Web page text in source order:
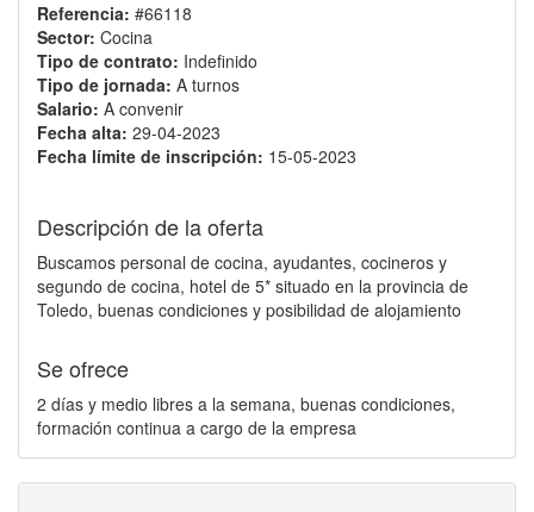
Referencia: #66118
Sector: Cocina
Tipo de contrato: Indefinido
Tipo de jornada: A turnos
Salario: A convenir
Fecha alta: 29-04-2023
Fecha límite de inscripción: 15-05-2023
Descripción de la oferta
Buscamos personal de cocina, ayudantes, cocineros y
segundo de cocina, hotel de 5* situado en la provincia de
Toledo, buenas condiciones y posibilidad de alojamiento
Se ofrece
2 días y medio libres a la semana, buenas condiciones,
formación continua a cargo de la empresa